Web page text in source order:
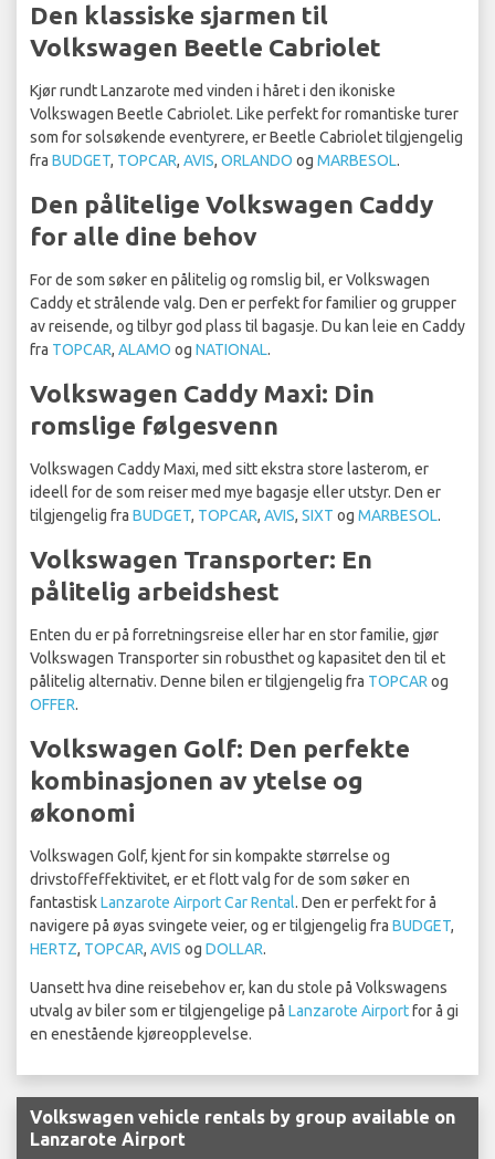
Den klassiske sjarmen til
Volkswagen Beetle Cabriolet
Kjør rundt Lanzarote med vinden i håret i den ikoniske
Volkswagen Beetle Cabriolet. Like perfekt for romantiske turer
som for solsøkende eventyrere, er Beetle Cabriolet tilgjengelig
fra BUDGET, TOPCAR, AVIS, ORLANDO og MARBESOL.
Den pålitelige Volkswagen Caddy
for alle dine behov
For de som søker en pålitelig og romslig bil, er Volkswagen
Caddy et strålende valg. Den er perfekt for familier og grupper
av reisende, og tilbyr god plass til bagasje. Du kan leie en Caddy
fra TOPCAR, ALAMO og NATIONAL.
Volkswagen Caddy Maxi: Din
romslige følgesvenn
Volkswagen Caddy Maxi, med sitt ekstra store lasterom, er
ideell for de som reiser med mye bagasje eller utstyr. Den er
tilgjengelig fra BUDGET, TOPCAR, AVIS, SIXT og MARBESOL.
Volkswagen Transporter: En
pålitelig arbeidshest
Enten du er på forretningsreise eller har en stor familie, gjør
Volkswagen Transporter sin robusthet og kapasitet den til et
pålitelig alternativ. Denne bilen er tilgjengelig fra TOPCAR og
OFFER.
Volkswagen Golf: Den perfekte
kombinasjonen av ytelse og
økonomi
Volkswagen Golf, kjent for sin kompakte størrelse og
drivstoffeffektivitet, er et flott valg for de som søker en
fantastiskLanzarote Airport Car Rental. Den er perfekt for å
navigere på øyas svingete veier, og er tilgjengelig fra BUDGET,
HERTZ, TOPCAR, AVIS og DOLLAR.
Uansett hva dine reisebehov er, kan du stole på Volkswagens
utvalg av biler som er tilgjengelige på Lanzarote Airportfor å gi
en enestående kjøreopplevelse.
Volkswagen vehicle rentals by group available on
Lanzarote Airport